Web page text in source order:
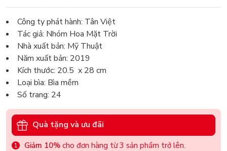
Công ty phát hành: Tân Việt
Tác giả: Nhóm Hoa Mặt Trời
Nhà xuất bản: Mỹ Thuật
Năm xuất bản: 2019
Kích thước: 20.5 x 28 cm
Loại bìa: Bìa mềm
Số trang: 24
Quà tặng và ưu đãi
Giảm 10% cho đơn hàng từ 3 sản phẩm trở lên.